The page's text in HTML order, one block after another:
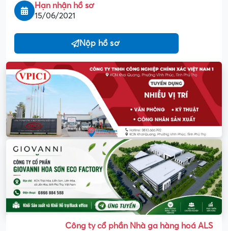
Hạn nhận hồ sơ
15/06/2021
Nộp hồ sơ
Công ty cổ phần Nhà ga hàng hoá ALS